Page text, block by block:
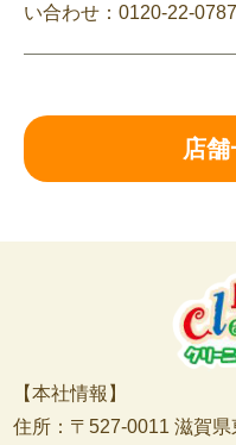
い合わせ：0120-22-0787
店
【本社情報】
住所：〒527-0011 滋賀